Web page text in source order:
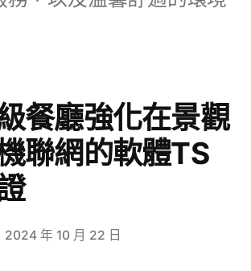
餐廳強化在景觀
聯網的軟體TS
2024 年 10 月 22 日